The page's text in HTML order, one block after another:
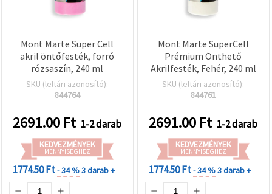
Mont Marte Super Cell
akril öntőfesték, forró
rózsaszín, 240 ml
SKU (leltári azonosító):
844764
2691.00 Ft 1-2 darab
KEDVEZMÉNYEK
MENNYISÉGHEZ
1774.50 Ft- 34 %3 darab +
Mont Marte SuperCell
Prémium Önthető
Akrilfesték, Fehér, 240 ml
SKU (leltári azonosító):
844761
2691.00 Ft 1-2 darab
KEDVEZMÉNYEK
MENNYISÉGHEZ
1774.50 Ft- 34 %3 darab +